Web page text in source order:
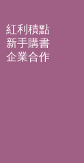
紅利積點
新手購書
企業合作